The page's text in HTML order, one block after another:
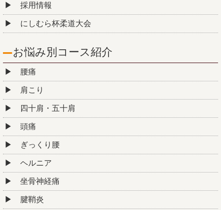
採用情報
にしむら杯柔道大会
お悩み別コース紹介
腰痛
肩こり
四十肩・五十肩
頭痛
ぎっくり腰
ヘルニア
坐骨神経痛
腱鞘炎